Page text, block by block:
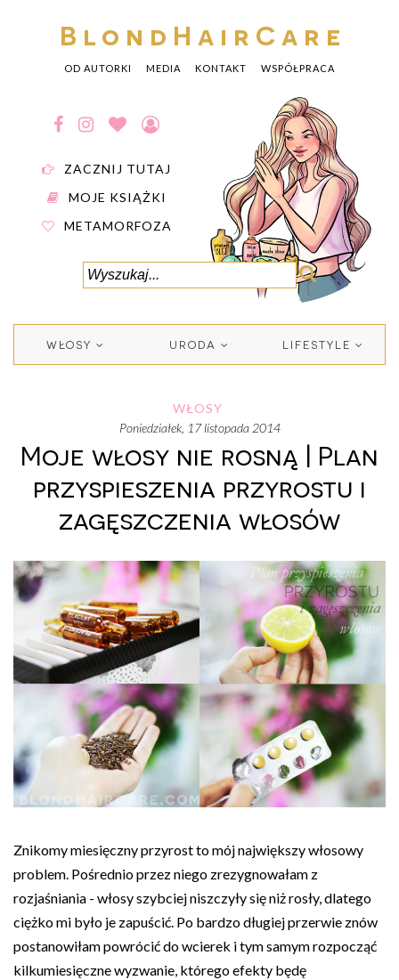
BlondHairCare
OD AUTORKI MEDIA KONTAKT WSPÓŁPRACA
ZACZNIJ TUTAJ
MOJE KSIĄŻKI
METAMORFOZA
WŁOSY URODA LIFESTYLE
WŁOSY
poniedziałek, 17 listopada 2014
Moje włosy nie rosną | Plan
przyspieszenia przyrostu i
zagęszczenia włosów
Znikomy miesięczny przyrost to mój największy włosowy
problem. Pośrednio przez niego zrezygnowałam z
rozjaśniania - włosy szybciej niszczyły się niż rosły, dlatego
ciężko mi było je zapuścić. Po bardzo długiej przerwie znów
postanowiłam powrócić do wcierek i tym samym rozpocząć
kilkumiesięczne wyzwanie, którego efekty będę